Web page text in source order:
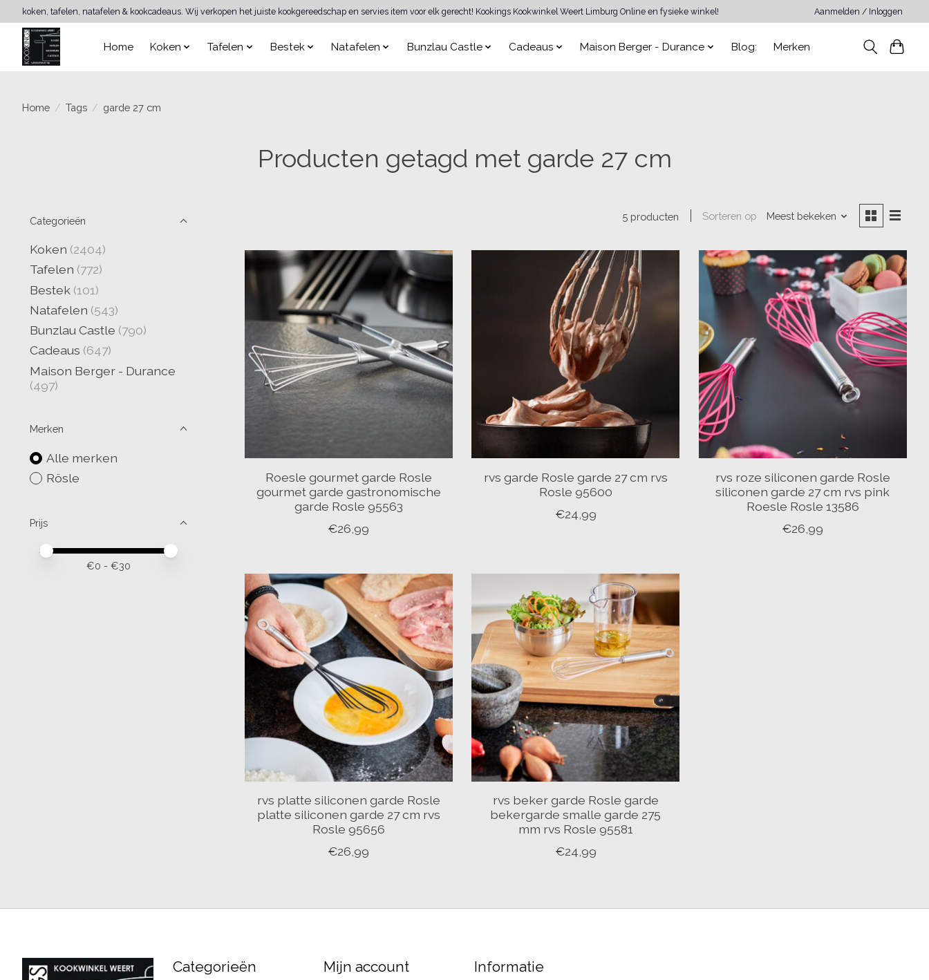
koken, tafelen, natafelen & kookcadeaus. Wij verkopen het juiste kookgereedschap en servies item voor elk gerecht! Kookings Kookwinkel Weert Limburg Online en fysieke winkel! Aanmelden / Inloggen
Home Koken Tafelen Bestek Natafelen Bunzlau Castle Cadeaus Maison Berger - Durance Blog: Merken
Home / Tags / garde 27 cm
Producten getagd met garde 27 cm
Categorieën
Koken (2404)
Tafelen (772)
Bestek (101)
Natafelen (543)
Bunzlau Castle (790)
Cadeaus (647)
Maison Berger - Durance
(497)
Merken
Alle merken
Rösle
Prijs
Minimale prijswaarde
Price maximum value
€0 - €30
5 producten Sorteren op Meest bekeken
Roesle gourmet garde Rosle
gourmet garde gastronomische
garde Rosle 95563
€26,99
rvs garde Rosle garde 27 cm rvs
Rosle 95600
€24,99
rvs roze siliconen garde Rosle
siliconen garde 27 cm rvs pink
Roesle Rosle 13586
€26,99
rvs platte siliconen garde Rosle
platte siliconen garde 27 cm rvs
Rosle 95656
€26,99
rvs beker garde Rosle garde
bekergarde smalle garde 275
mm rvs Rosle 95581
€24,99
Categorieën Mijn account Informatie